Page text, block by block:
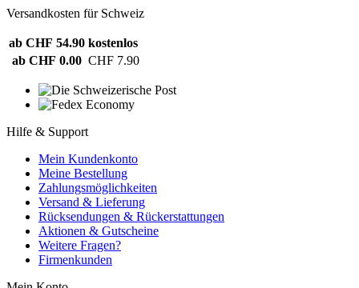
Versandkosten für Schweiz
ab CHF 54.90 kostenlos
ab CHF 0.00 CHF 7.90
Hilfe & Support
Mein Kundenkonto
Meine Bestellung
Zahlungsmöglichkeiten
Versand & Lieferung
Rücksendungen & Rückerstattungen
Aktionen & Gutscheine
Weitere Fragen?
Firmenkunden